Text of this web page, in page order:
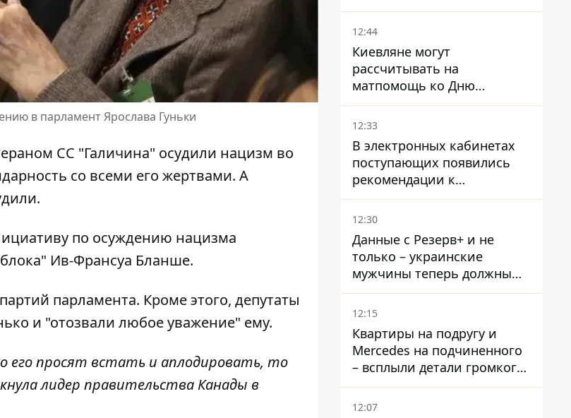
в парламент Ярослава Гуньки
СС "Галичина" осудили нацизм во
со всеми его жертвами. А
по осуждению нацизма
Ив-Франсуа Бланше.
парламента. Кроме этого, депутаты
и "отозвали любое уважение" ему.
его просят встать и аплодировать, то
лидер правительства Канады в
произошла стычка со
спецназом полиции
12:44
Киевляне могут
рассчитывать на
матпомощь ко Дню
независимости - кому ее
дадут
12:33
В электронных кабинетах
поступающих появились
рекомендации к
зачислению на бакалавриат
и в магистратуру – что
12:30
Данные с Резерв+ и не
только – украинские
мужчины теперь должны
доказать непригодность к
службе, чтобы получить
12:15
Квартиры на подругу и
Mercedes на подчиненного
– всплыли детали громкого
дела НАБУ против
Стефанишиной
12:07